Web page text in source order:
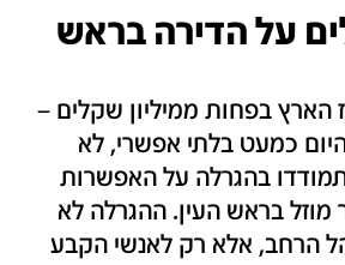
על הדירה בראש
בפחות ממיליון שקלים –
כמעט בלתי אפשרי, לא
בהגרלה על האפשרות
מוזל בראש העין. ההגרלה לא
הרחב, אלא רק לאנשי הקבע